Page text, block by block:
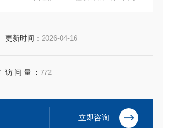
更新时间： 2026-04-16
访 问 量 ： 772
立即咨询